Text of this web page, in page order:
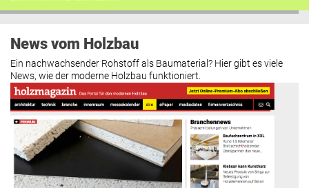
News vom Holzbau
Ein nachwachsender Rohstoff als Baumaterial? Hier gibt es viele
News, wie der moderne Holzbau funktioniert.